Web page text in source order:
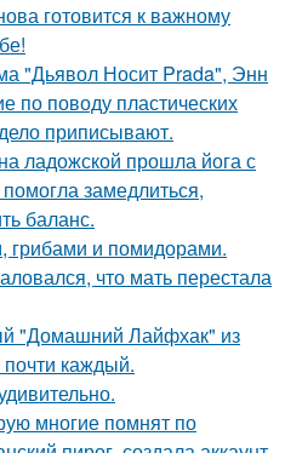
готовится к важному
"Дьявол Носит Prada", Энн
по поводу пластических
приписывают.
ладожской прошла йога с
замедлиться,
баланс.
грибами и помидорами.
что мать перестала
"Домашний Лайфхак" из
каждый.
многие помнят по